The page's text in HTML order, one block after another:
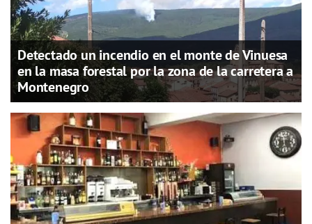
Detectado un incendio en el monte de Vinuesa
en la masa forestal por la zona de la carretera a
Montenegro